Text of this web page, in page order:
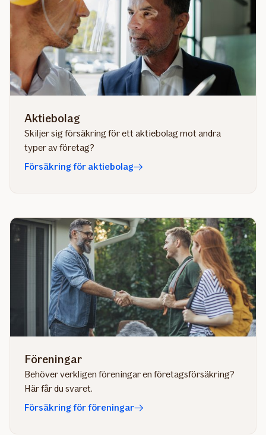
Aktiebolag
Skiljer sig försäkring för ett aktiebolag mot andra
typer av företag?
Försäkring för aktiebolag
Föreningar
​Behöver verkligen föreningar en företagsförsäkring?
Här får du svaret.
Försäkring för föreningar